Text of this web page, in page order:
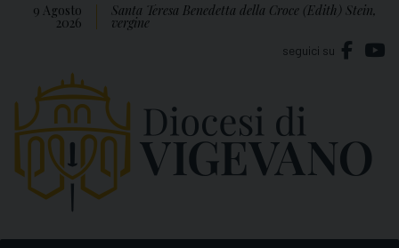
9 Agosto
2026
Santa Teresa Benedetta della Croce (Edith) Stein,
vergine
seguici su